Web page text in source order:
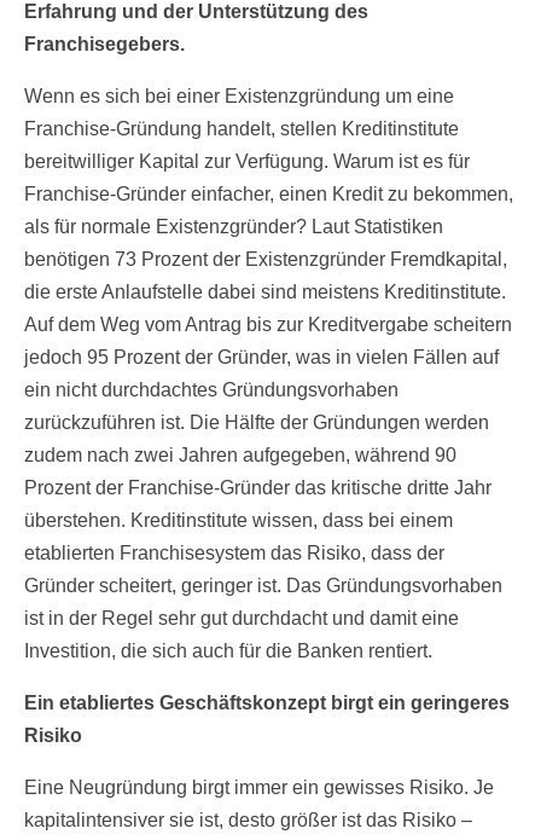
Erfahrung und der Unterstützung des
Franchisegebers.
Wenn es sich bei einer Existenzgründung um eine
Franchise-Gründung handelt, stellen Kreditinstitute
bereitwilliger Kapital zur Verfügung. Warum ist es für
Franchise-Gründer einfacher, einen Kredit zu bekommen,
als für normale Existenzgründer? Laut Statistiken
benötigen 73 Prozent der Existenzgründer Fremdkapital,
die erste Anlaufstelle dabei sind meistens Kreditinstitute.
Auf dem Weg vom Antrag bis zur Kreditvergabe scheitern
jedoch 95 Prozent der Gründer, was in vielen Fällen auf
ein nicht durchdachtes Gründungsvorhaben
zurückzuführen ist. Die Hälfte der Gründungen werden
zudem nach zwei Jahren aufgegeben, während 90
Prozent der Franchise-Gründer das kritische dritte Jahr
überstehen. Kreditinstitute wissen, dass bei einem
etablierten Franchisesystem das Risiko, dass der
Gründer scheitert, geringer ist. Das Gründungsvorhaben
ist in der Regel sehr gut durchdacht und damit eine
Investition, die sich auch für die Banken rentiert.
Ein etabliertes Geschäftskonzept birgt ein geringeres
Risiko
Eine Neugründung birgt immer ein gewisses Risiko. Je
kapitalintensiver sie ist, desto größer ist das Risiko –